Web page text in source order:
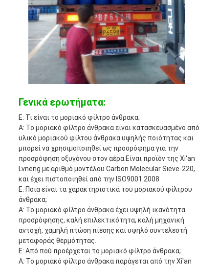
Γενικά ερωτήματα:
Ε: Τι είναι το μοριακό φίλτρο άνθρακα;
Α: Το μοριακό φίλτρο άνθρακα είναι κατασκευασμένο από
υλικό μοριακού φίλτου άνθρακα υψηλής ποιότητας και
μπορεί να χρησιμοποιηθεί ως προσρόφημα για την
προσρόφηση οξυγόνου στον αέρα.Είναι προϊόν της Xi'an
Lvneng με αριθμό μοντέλου Carbon Molecular Sieve-220,
και έχει πιστοποιηθεί από την ISO9001:2008.
Ε: Ποια είναι τα χαρακτηριστικά του μοριακού φίλτρου
άνθρακα;
Α: Το μοριακό φίλτρο άνθρακα έχει υψηλή ικανότητα
προσρόφησης, καλή επιλεκτικότητα, καλή μηχανική
αντοχή, χαμηλή πτώση πίεσης και υψηλό συντελεστή
μεταφοράς θερμότητας.
Ε: Από πού προέρχεται το μοριακό φίλτρο άνθρακα;
Α: Το μοριακό φίλτρο άνθρακα παράγεται από την Xi'an